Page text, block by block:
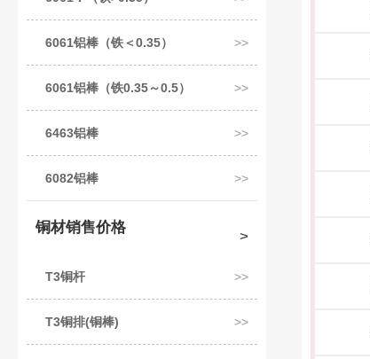
6061铝棒（铁＜0.35）
6061铝棒（铁0.35～0.5）
6463铝棒
6082铝棒
铜材销售价格
T3铜杆
T3铜排(铜棒)